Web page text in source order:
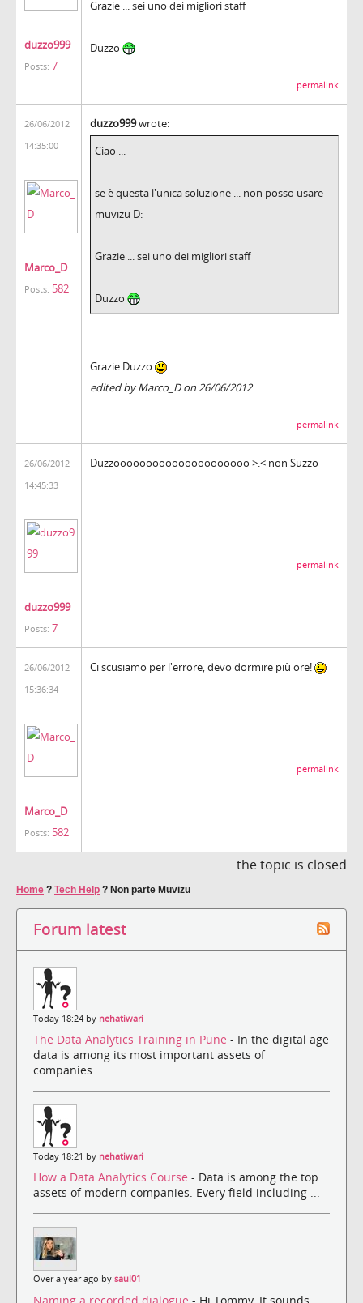
duzzo999
Posts: 7
Grazie ... sei uno dei migliori staff
Duzzo
permalink
26/06/2012
14:35:00
Marco_D
Posts: 582
duzzo999wrote:
Ciao ...
se è questa l'unica soluzione ... non posso usare
muvizu D:
Grazie ... sei uno dei migliori staff
Duzzo
Grazie Duzzo
edited by Marco_D on 26/06/2012
permalink
26/06/2012
14:45:33
duzzo999
Posts: 7
Duzzooooooooooooooooooooo >.< non Suzzo
permalink
26/06/2012
15:36:34
Marco_D
Posts: 582
Ci scusiamo per l'errore, devo dormire più ore!
permalink
the topic is closed
Home ? Tech Help ? Non parte Muvizu
Forum latest
Today 18:24 by nehatiwari
The Data Analytics Training in Pune - In the digital age
data is among its most important assets of
companies....
Today 18:21 by nehatiwari
How a Data Analytics Course - Data is among the top
assets of modern companies. Every field including ...
Over a year ago by saul01
Naming a recorded dialogue - Hi Tommy, It sounds